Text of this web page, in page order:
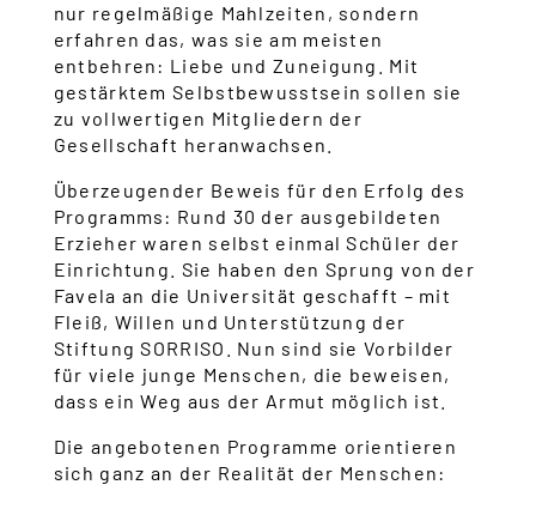
nur regelmäßige Mahlzeiten, sondern
erfahren das, was sie am meisten
entbehren: Liebe und Zuneigung. Mit
gestärktem Selbstbewusstsein sollen sie
zu vollwertigen Mitgliedern der
Gesellschaft heranwachsen.
Überzeugender Beweis für den Erfolg des
Programms: Rund 30 der ausgebildeten
Erzieher waren selbst einmal Schüler der
Einrichtung. Sie haben den Sprung von der
Favela an die Universität geschafft – mit
Fleiß, Willen und Unterstützung der
Stiftung SORRISO. Nun sind sie Vorbilder
für viele junge Menschen, die beweisen,
dass ein Weg aus der Armut möglich ist.
Die angebotenen Programme orientieren
sich ganz an der Realität der Menschen: